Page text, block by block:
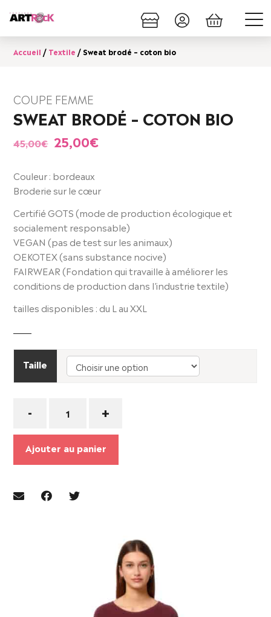
Accueil / Textile / Sweat brodé – coton bio
COUPE FEMME
SWEAT BRODÉ – COTON BIO
45,00€ Le
prix
initial
était :
45,00€.
25,00€Le
25,00€.
Couleur : bordeaux
Broderie sur le cœur
Certifié GOTS (mode de production écologique et
socialement responsable)
VEGAN (pas de test sur les animaux)
OEKOTEX (sans substance nocive)
FAIRWEAR (Fondation qui travaille à améliorer les
conditions de production dans l’industrie textile)
tailles disponibles : du L au XXL
Taille
- +
Ajouter au panier